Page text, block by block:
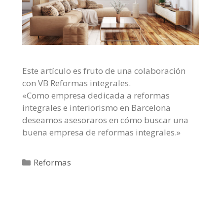
Este artículo es fruto de una colaboración
con VB Reformas integrales.
«Como empresa dedicada a reformas
integrales e interiorismo en Barcelona
deseamos asesoraros en cómo buscar una
buena empresa de reformas integrales.»
C
Reformas